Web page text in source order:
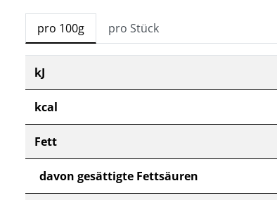
pro 100g pro Stück
kJ
kcal
Fett
davon gesättigte Fettsäuren